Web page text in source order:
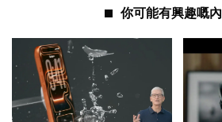
你可能有興趣嘅